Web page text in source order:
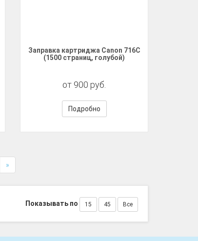
Заправка картриджа Canon 716C
(1500 страниц, голубой)
от 900 руб.
Подробно
»
Показывать по 15 45 Все